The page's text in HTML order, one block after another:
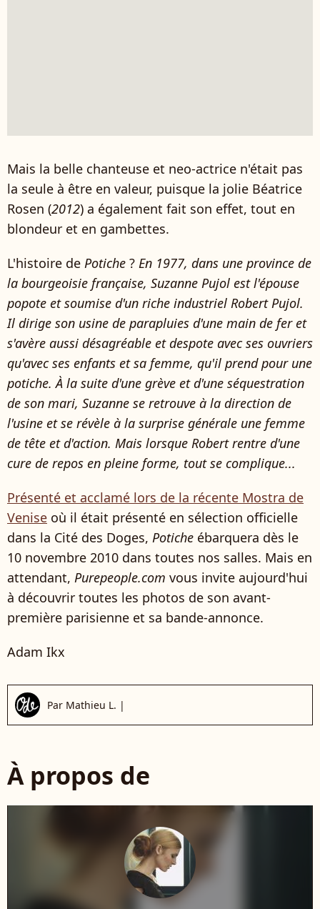
Mais la belle chanteuse et neo-actrice n'était pas
la seule à être en valeur, puisque la jolie Béatrice
Rosen (2012) a également fait son effet, tout en
blondeur et en gambettes.
L'histoire de Potiche ? En 1977, dans une province de
la bourgeoisie française, Suzanne Pujol est l'épouse
popote et soumise d'un riche industriel Robert Pujol.
Il dirige son usine de parapluies d'une main de fer et
s'avère aussi désagréable et despote avec ses ouvriers
qu'avec ses enfants et sa femme, qu'il prend pour une
potiche. À la suite d'une grève et d'une séquestration
de son mari, Suzanne se retrouve à la direction de
l'usine et se révèle à la surprise générale une femme
de tête et d'action. Mais lorsque Robert rentre d'une
cure de repos en pleine forme, tout se complique...
Présenté et acclamé lors de la récente Mostra de
Venise où il était présenté en sélection officielle
dans la Cité des Doges, Potiche ébarquera dès le
10 novembre 2010 dans toutes nos salles. Mais en
attendant, Purepeople.com vous invite aujourd'hui
à découvrir toutes les photos de son avant-
première parisienne et sa bande-annonce.
Adam Ikx
Par Mathieu L. |
À propos de